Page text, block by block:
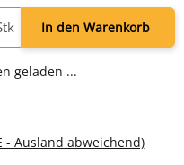
In den Warenkorb
geladen ...
- Ausland abweichend)